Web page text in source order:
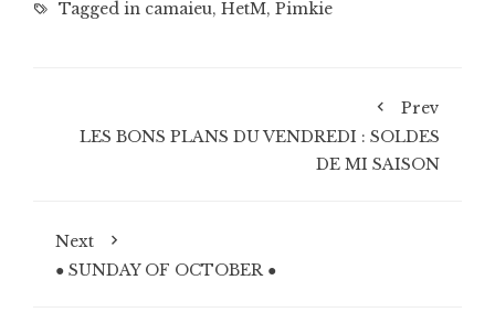
Tagged in camaieu, HetM, Pimkie
Prev
LES BONS PLANS DU VENDREDI : SOLDES
DE MI SAISON
Next
● SUNDAY OF OCTOBER ●